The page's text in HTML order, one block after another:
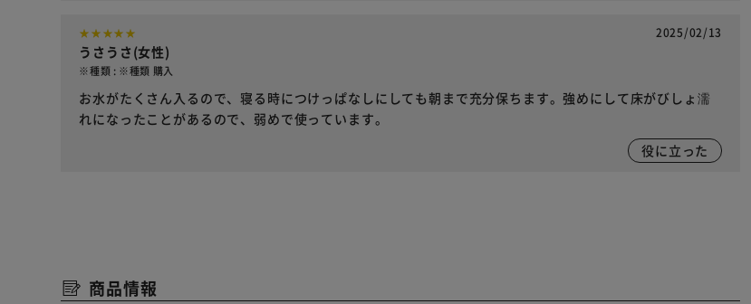
2025/02/13
うさうさ(女性)
※種類 : ※種類 購入
お水がたくさん入るので、寝る時につけっぱなしにしても朝まで充分保ちます。強めにして床がびしょ濡
れになったことがあるので、弱めで使っています。
役に立った
商品情報